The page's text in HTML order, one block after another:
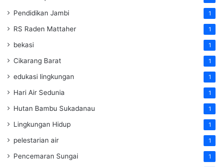
Pendidikan Jambi 1
RS Raden Mattaher 1
bekasi 1
Cikarang Barat 1
edukasi lingkungan 1
Hari Air Sedunia 1
Hutan Bambu Sukadanau 1
Lingkungan Hidup 1
pelestarian air 1
Pencemaran Sungai 1